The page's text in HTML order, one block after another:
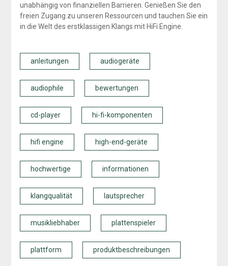
unabhängig von finanziellen Barrieren. Genießen Sie den
freien Zugang zu unseren Ressourcen und tauchen Sie ein
in die Welt des erstklassigen Klangs mit HiFi Engine.
anleitungen audiogeräte
audiophile bewertungen
cd-player hi-fi-komponenten
hifi engine high-end-geräte
hochwertige informationen
klangqualität lautsprecher
musikliebhaber plattenspieler
plattform produktbeschreibungen